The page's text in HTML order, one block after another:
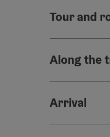
Tour and
Along the
Arrival